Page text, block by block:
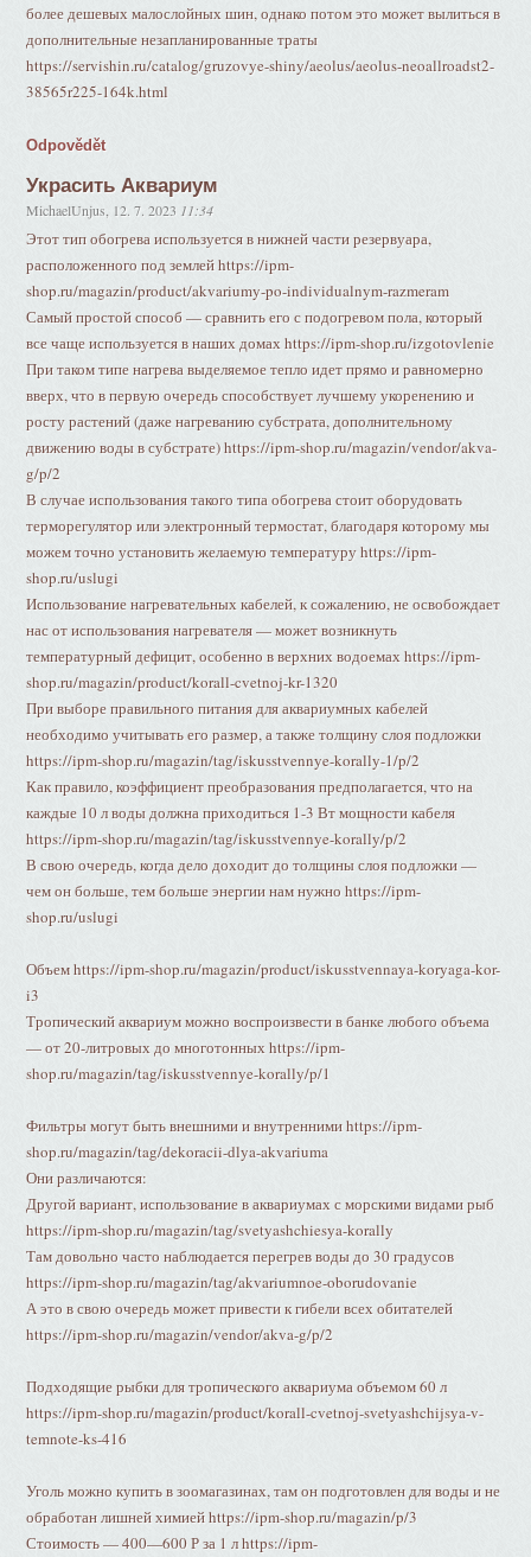
более дешевых малослойных шин, однако потом это может вылиться в
дополнительные незапланированные траты
https://servishin.ru/catalog/gruzovye-shiny/aeolus/aeolus-neoallroadst2-
38565r225-164k.html
Odpovědět
Украсить Аквариум
MichaelUnjus 12. 7. 2023 11:34
Этот тип обогрева используется в нижней части резервуара,
расположенного под землей https://ipm-
shop.ru/magazin/product/akvariumy-po-individualnym-razmeram
Самый простой способ — сравнить его с подогревом пола, который
все чаще используется в наших домах https://ipm-shop.ru/izgotovlenie
При таком типе нагрева выделяемое тепло идет прямо и равномерно
вверх, что в первую очередь способствует лучшему укоренению и
росту растений (даже нагреванию субстрата, дополнительному
движению воды в субстрате) https://ipm-shop.ru/magazin/vendor/akva-
g/p/2
В случае использования такого типа обогрева стоит оборудовать
терморегулятор или электронный термостат, благодаря которому мы
можем точно установить желаемую температуру https://ipm-
shop.ru/uslugi
Использование нагревательных кабелей, к сожалению, не освобождает
нас от использования нагревателя — может возникнуть
температурный дефицит, особенно в верхних водоемах https://ipm-
shop.ru/magazin/product/korall-cvetnoj-kr-1320
При выборе правильного питания для аквариумных кабелей
необходимо учитывать его размер, а также толщину слоя подложки
https://ipm-shop.ru/magazin/tag/iskusstvennye-korally-1/p/2
Как правило, коэффициент преобразования предполагается, что на
каждые 10 л воды должна приходиться 1-3 Вт мощности кабеля
https://ipm-shop.ru/magazin/tag/iskusstvennye-korally/p/2
В свою очередь, когда дело доходит до толщины слоя подложки —
чем он больше, тем больше энергии нам нужно https://ipm-
shop.ru/uslugi
Объем https://ipm-shop.ru/magazin/product/iskusstvennaya-koryaga-kor-
i3
Тропический аквариум можно воспроизвести в банке любого объема
— от 20-литровых до многотонных https://ipm-
shop.ru/magazin/tag/iskusstvennye-korally/p/1
Фильтры могут быть внешними и внутренними https://ipm-
shop.ru/magazin/tag/dekoracii-dlya-akvariuma
Они различаются:
Другой вариант, использование в аквариумах с морскими видами рыб
https://ipm-shop.ru/magazin/tag/svetyashchiesya-korally
Там довольно часто наблюдается перегрев воды до 30 градусов
https://ipm-shop.ru/magazin/tag/akvariumnoe-oborudovanie
А это в свою очередь может привести к гибели всех обитателей
https://ipm-shop.ru/magazin/vendor/akva-g/p/2
Подходящие рыбки для тропического аквариума объемом 60 л
https://ipm-shop.ru/magazin/product/korall-cvetnoj-svetyashchijsya-v-
temnote-ks-416
Уголь можно купить в зоомагазинах, там он подготовлен для воды и не
обработан лишней химией https://ipm-shop.ru/magazin/p/3
Стоимость — 400—600 Р за 1 л https://ipm-